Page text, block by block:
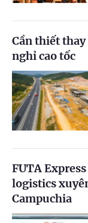
Cần thiết
nghỉ cao tốc
FUTA
logistics
Campuchia